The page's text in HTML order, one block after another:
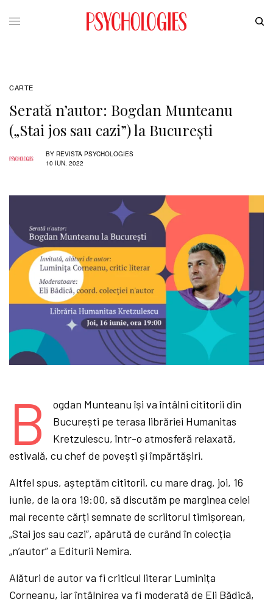
CARTE
Serată n’autor: Bogdan Munteanu
(„Stai jos sau cazi”) la București
BY REVISTA PSYCHOLOGIES
10 IUN. 2022
B
ogdan Munteanu își va întâlni cititorii din
București pe terasa librăriei Humanitas
Kretzulescu, într-o atmosferă relaxată,
estivală, cu chef de povești și împărtășiri.
Altfel spus, așteptăm cititorii, cu mare drag, joi, 16
iunie, de la ora 19:00, să discutăm pe marginea celei
mai recente cărți semnate de scriitorul timișorean,
„Stai jos sau cazi”, apărută de curând în colecția
„n’autor” a Editurii Nemira.
Alături de autor va fi criticul literar Luminița
Corneanu, iar întâlnirea va fi moderată de Eli Bădică,